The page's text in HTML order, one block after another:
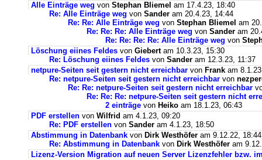
Alle Einträge weg von Stephan Bliemel am 17.4.23, 18:40
Re: Alle Einträge weg von Sander am 20.4.23, 14:44
Re: Re: Alle Einträge weg von Stephan Bliemel am
Re: Re: Re: Alle Einträge weg von Sander am
Re: Re: Re: Re: Alle Einträge weg von
Löschung eiines Feldes von Giebertam 10.3.23, 15:30
Re: Löschung eiines Feldes von Sander am 12.3.23, 11:37
netpure-Seiten seit gestern nicht erreichbar von Frank am
Re: netpure-Seiten seit gestern nicht erreichbar von
Re: Re: netpure-Seiten seit gestern nicht erreichbar
Re: Re: Re: netpure-Seiten seit gestern nicht
2 einträge von Heiko am 18.1.23, 06:43
PDF erstellen von Wilfrid am 4.1.23, 09:20
Re: PDF erstellen von Sander am 4.1.23, 18:50
Abstimmung in Datenbank von Dirk Westhöfer am 9.12.22, 18:44
Re: Abstimmung in Datenbank von Dirk Westhöfer am
Lizenz-Version Migration auf neuen Server Lizenzfehler bzw.